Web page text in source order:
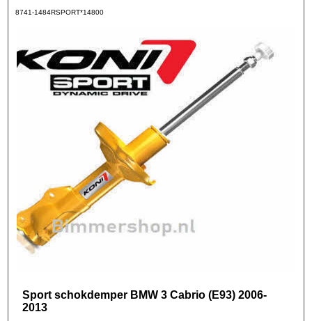
8741-1484RSPORT*14800
Sport schokdemper BMW 3 Cabrio (E93) 2006-
2013